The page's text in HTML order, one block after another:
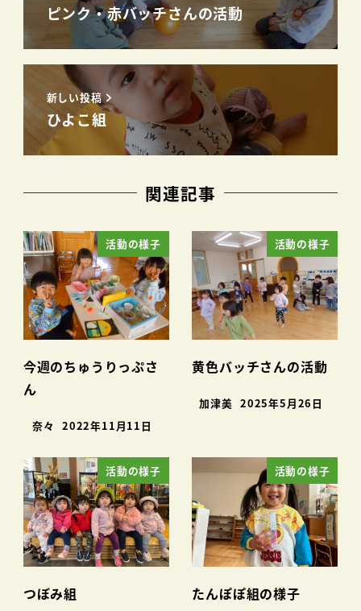
ピンク・赤バッチさんの活動
新しい投稿
ひよこ組
関連記事
活動の様子
今週のちゅうりっぷさ
ん
奈々 2022年11月11日
活動の様子
黄色バッチさんの活動
加津美 2025年5月26日
活動の様子
つぼみ組
活動の様子
たんぽぽ組の様子